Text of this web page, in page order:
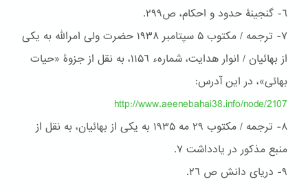
٦- گنجینۀ حدود و احكام، ص۲۹۹.
۷- ترجمه / مکتوب ۵ سپتامبر ١٩٣۸ حضرت ولی امرالله به یکی
از بهائیان / انوار هدایت، شمارهء ١١۵٦، به نقل از جزوۀ «حیات
بهائی»، در این آدرس:
http://www.aeenebahai38.info/node/2107
۸- ترجمه / مکتوب ٢٩ مه ١٩٣۵ به یکی از بهائیان، به نقل از
منبع مذکور در یادداشت ۷.
٩- دریای دانش ص ٢٦.